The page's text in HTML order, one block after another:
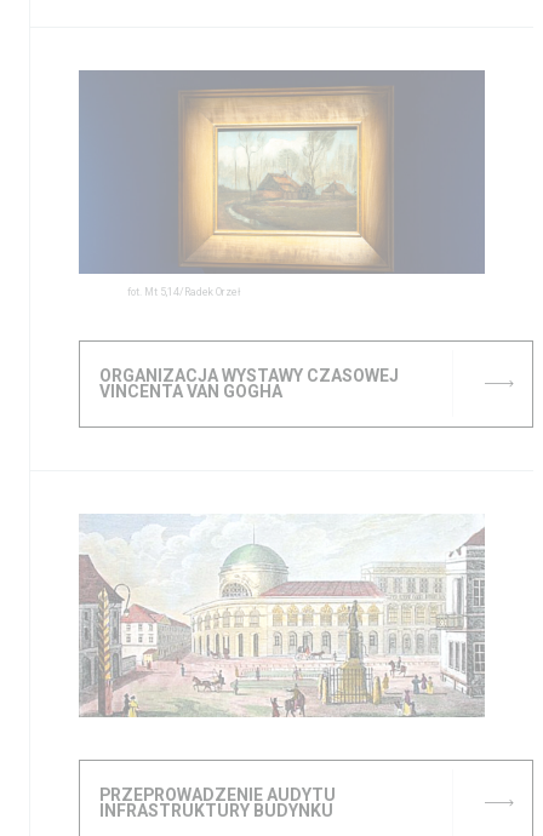
fot. Mt 5,14/Radek Orzeł
ORGANIZACJA WYSTAWY CZASOWEJ
VINCENTA VAN GOGHA
PRZEPROWADZENIE AUDYTU
INFRASTRUKTURY BUDYNKU